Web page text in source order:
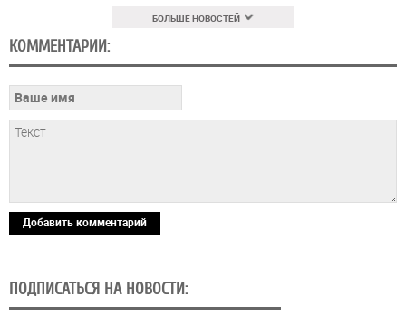
БОЛЬШЕ НОВОСТЕЙ
КОММЕНТАРИИ:
Добавить комментарий
ПОДПИСАТЬСЯ НА НОВОСТИ: